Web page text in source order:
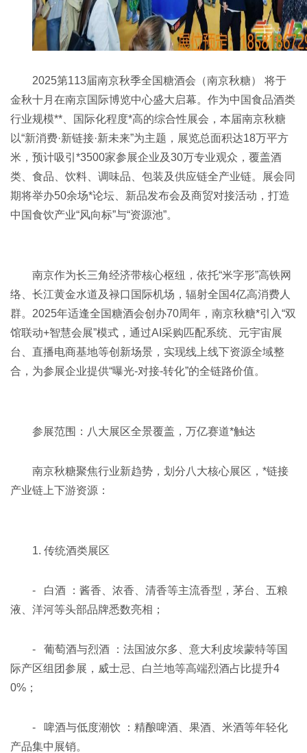
2025第113届南京秋季全国糖酒会（南京秋糖） 将于
金秋十月在南京国际博览中心盛大启幕。作为中国食品酒类
行业规模**、国际化程度*高的综合性展会，本届南京秋糖
以“新消费·新链接·新未来”为主题，展览总面积达18万平方
米，预计吸引*3500家参展企业及30万专业观众，覆盖酒
类、食品、饮料、调味品、包装及供应链全产业链。展会同
期将举办50余场*论坛、新品发布会及商贸对接活动，打造
中国食饮产业“风向标”与“资源池”。
南京作为长三角经济带核心枢纽，依托“米字形”高铁网
络、长江黄金水道及禄口国际机场，辐射全国4亿高消费人
群。2025年适逢全国糖酒会创办70周年，南京秋糖*引入“双
馆联动+智慧会展”模式，通过AI采购匹配系统、元宇宙展
台、直播电商基地等创新场景，实现线上线下资源全域整
合，为参展企业提供“曝光-对接-转化”的全链路价值。
参展范围：八大展区全景覆盖，万亿赛道*触达
南京秋糖聚焦行业新趋势，划分八大核心展区，*链接
产业链上下游资源：
1. 传统酒类展区
- 白酒 ：酱香、浓香、清香等主流香型，茅台、五粮
液、洋河等头部品牌悉数亮相；
- 葡萄酒与烈酒 ：法国波尔多、意大利皮埃蒙特等国
际产区组团参展，威士忌、白兰地等高端烈酒占比提升4
0%；
- 啤酒与低度潮饮 ：精酿啤酒、果酒、米酒等年轻化
产品集中展销。